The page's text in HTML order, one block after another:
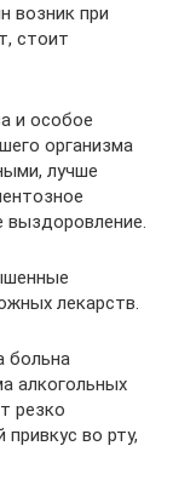
возник при
стоит
и особое
организма
лучше
выздоровление.
лекарств.
больна
алкогольных
резко
во рту,